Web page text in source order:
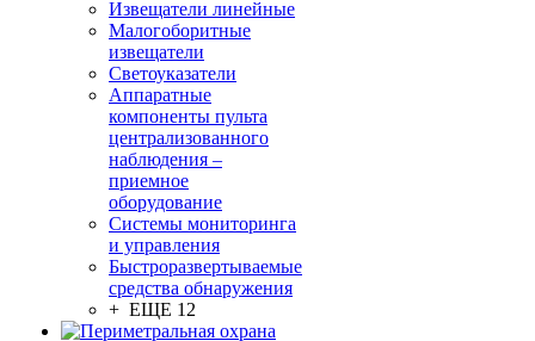
Извещатели линейные
Малогоборитные
извещатели
Светоуказатели
Аппаратные
компоненты пульта
централизованного
наблюдения –
приемное
оборудование
Системы мониторинга
и управления
Быстроразвертываемые
средства обнаружения
+ ЕЩЕ 12